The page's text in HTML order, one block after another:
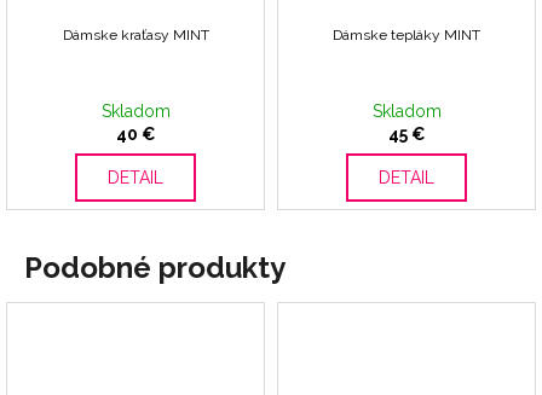
Dámske kraťasy MINT
Skladom
40 €
DETAIL
Dámske tepláky MINT
Skladom
45 €
DETAIL
Podobné produkty